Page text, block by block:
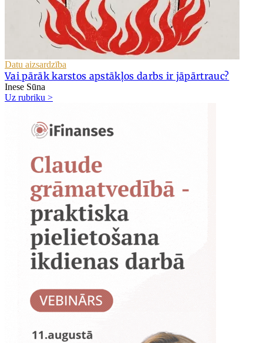
Datu aizsardzība
Vai pārāk karstos apstākļos darbs ir jāpārtrauc?
Inese Sūna
Uz rubriku >